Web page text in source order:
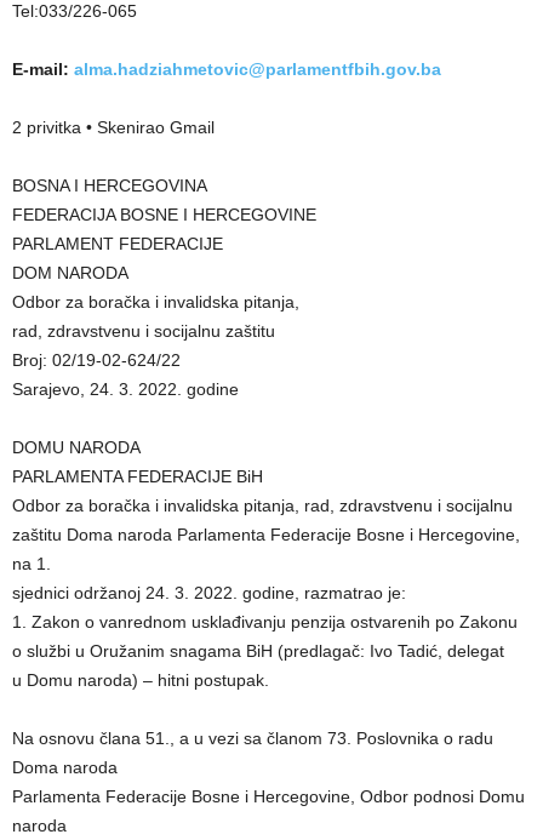
Tel:033/226-065
E-mail: alma.hadziahmetovic@parlamentfbih.gov.ba
2 privitka • Skenirao Gmail
BOSNA I HERCEGOVINA
FEDERACIJA BOSNE I HERCEGOVINE
PARLAMENT FEDERACIJE
DOM NARODA
Odbor za boračka i invalidska pitanja,
rad, zdravstvenu i socijalnu zaštitu
Broj: 02/19-02-624/22
Sarajevo, 24. 3. 2022. godine
DOMU NARODA
PARLAMENTA FEDERACIJE BiH
Odbor za boračka i invalidska pitanja, rad, zdravstvenu i socijalnu
zaštitu Doma naroda Parlamenta Federacije Bosne i Hercegovine,
na 1.
sjednici održanoj 24. 3. 2022. godine, razmatrao je:
1. Zakon o vanrednom usklađivanju penzija ostvarenih po Zakonu
o službi u Oružanim snagama BiH (predlagač: Ivo Tadić, delegat
u Domu naroda) – hitni postupak.
Na osnovu člana 51., a u vezi sa članom 73. Poslovnika o radu
Doma naroda
Parlamenta Federacije Bosne i Hercegovine, Odbor podnosi Domu
naroda